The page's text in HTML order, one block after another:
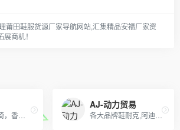
莆田鞋服货源厂家导航网站,汇集精品安福厂家资
商机！
AJ-动力贸易